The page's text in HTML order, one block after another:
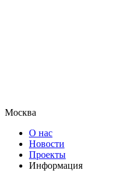
Москва
О нас
Новости
Проекты
Информация